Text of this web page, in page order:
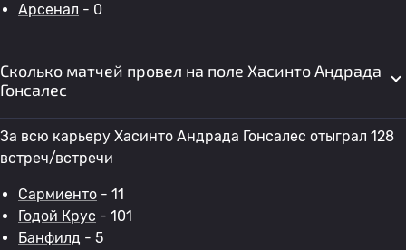
Арсенал - 0
Сколько матчей провел на поле Хасинто Андрада
Гонсалес
За всю карьеру Хасинто Андрада Гонсалес отыграл 128
встреч/встречи
Сармиенто - 11
Годой Крус - 101
Банфилд - 5